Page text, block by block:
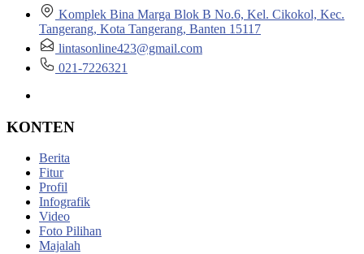
Komplek Bina Marga Blok B No.6, Kel. Cikokol, Kec.
Tangerang, Kota Tangerang, Banten 15117
lintasonline423@gmail.com
021-7226321
KONTEN
Berita
Fitur
Profil
Infografik
Video
Foto Pilihan
Majalah